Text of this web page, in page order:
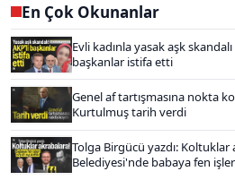
En Çok Okunanlar
Evli kadınla yasak aşk
başkanlar istifa etti
Genel af tartışmasına nokta
Kurtulmuş tarih verdi
Tolga Birgücü yazdı:
Belediyesi'nde babaya fen